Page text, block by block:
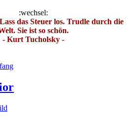
:wechsel:
das Steuer los. Trudle durch die
Sie ist so schön.
- Kurt Tucholsky -